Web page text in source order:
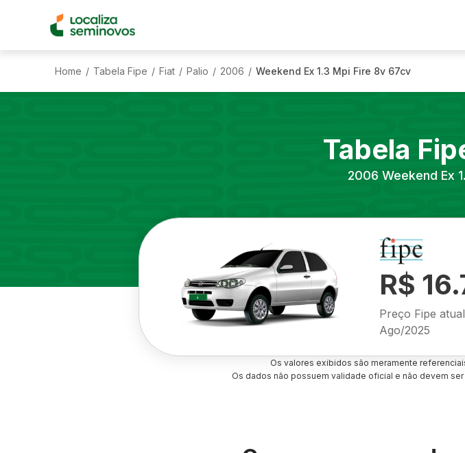
Home / Tabela Fipe / Fiat / Palio / 2006 / Weekend Ex 1.3 Mpi Fire 8v 67cv
Tabela
2006 Weekend Ex
R$
Preço Fipe
Ago/2025
Os valores exibidos são meramente
Os dados não possuem validade oficial e não devem